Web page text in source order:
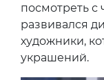
посмотреть с
развивался
художники,
украшений.